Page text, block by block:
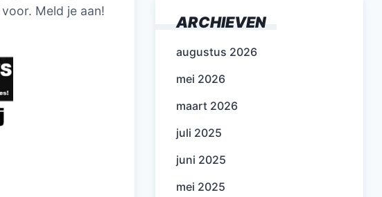
Meld je aan!
ARCHIEVEN
augustus 2026
mei 2026
maart 2026
juli 2025
juni 2025
mei 2025